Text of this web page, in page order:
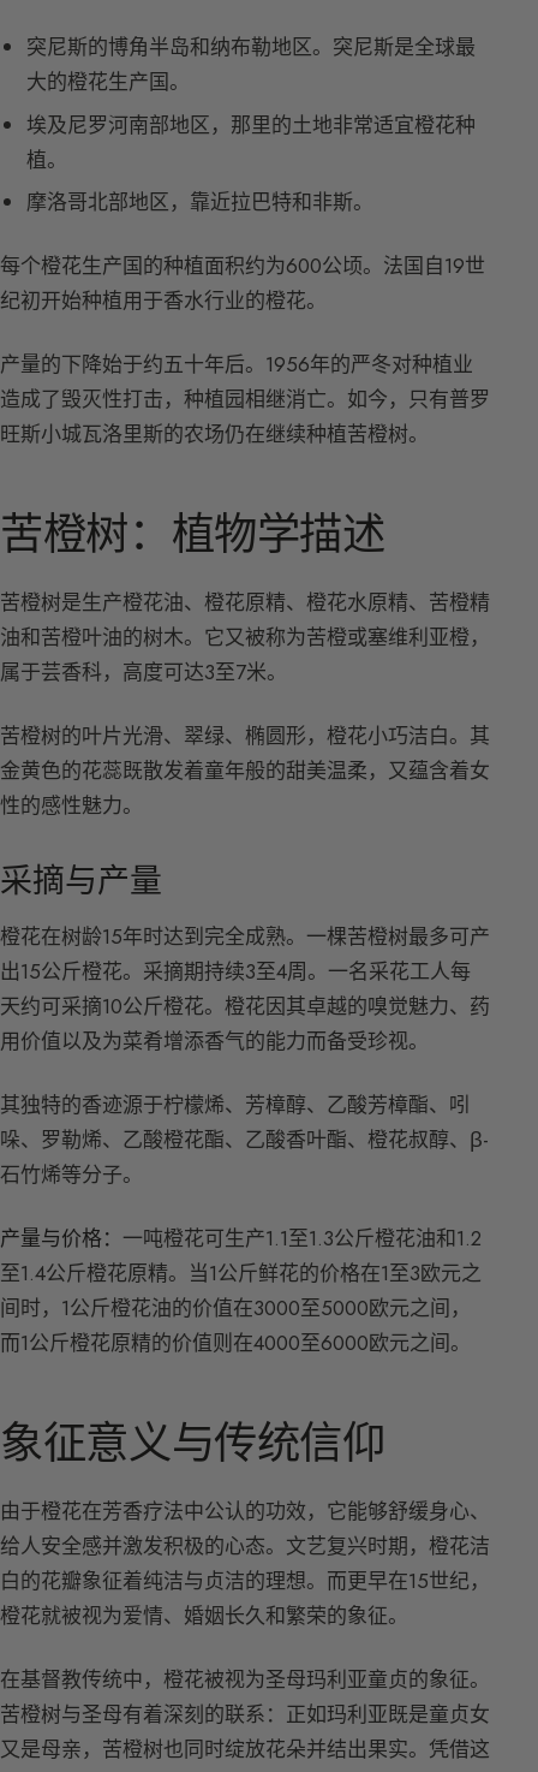
突尼斯的博角半岛和纳布勒地区。突尼斯是全球最
大的橙花生产国。
埃及尼罗河南部地区，那里的土地非常适宜橙花种
植。
摩洛哥北部地区，靠近拉巴特和非斯。
每个橙花生产国的种植面积约为600公顷。法国自19世
纪初开始种植用于香水行业的橙花。
产量的下降始于约五十年后。1956年的严冬对种植业
造成了毁灭性打击，种植园相继消亡。如今，只有普罗
旺斯小城瓦洛里斯的农场仍在继续种植苦橙树。
苦橙树：植物学描述
苦橙树是生产橙花油、橙花原精、橙花水原精、苦橙精
油和苦橙叶油的树木。它又被称为苦橙或塞维利亚橙，
属于芸香科，高度可达3至7米。
苦橙树的叶片光滑、翠绿、椭圆形，橙花小巧洁白。其
金黄色的花蕊既散发着童年般的甜美温柔，又蕴含着女
性的感性魅力。
采摘与产量
橙花在树龄15年时达到完全成熟。一棵苦橙树最多可产
出15公斤橙花。采摘期持续3至4周。一名采花工人每
天约可采摘10公斤橙花。橙花因其卓越的嗅觉魅力、药
用价值以及为菜肴增添香气的能力而备受珍视。
其独特的香迹源于柠檬烯、芳樟醇、乙酸芳樟酯、吲
哚、罗勒烯、乙酸橙花酯、乙酸香叶酯、橙花叔醇、β-
石竹烯等分子。
产量与价格： 一吨橙花可生产1.1至1.3公斤橙花油和1.2
至1.4公斤橙花原精。当1公斤鲜花的价格在1至3欧元之
间时，1公斤橙花油的价值在3000至5000欧元之间，
而1公斤橙花原精的价值则在4000至6000欧元之间。
象征意义与传统信仰
由于橙花在芳香疗法中公认的功效，它能够舒缓身心、
给人安全感并激发积极的心态。文艺复兴时期，橙花洁
白的花瓣象征着纯洁与贞洁的理想。而更早在15世纪，
橙花就被视为爱情、婚姻长久和繁荣的象征。
在基督教传统中，橙花被视为圣母玛利亚童贞的象征。
苦橙树与圣母有着深刻的联系：正如玛利亚既是童贞女
又是母亲，苦橙树也同时绽放花朵并结出果实。凭借这